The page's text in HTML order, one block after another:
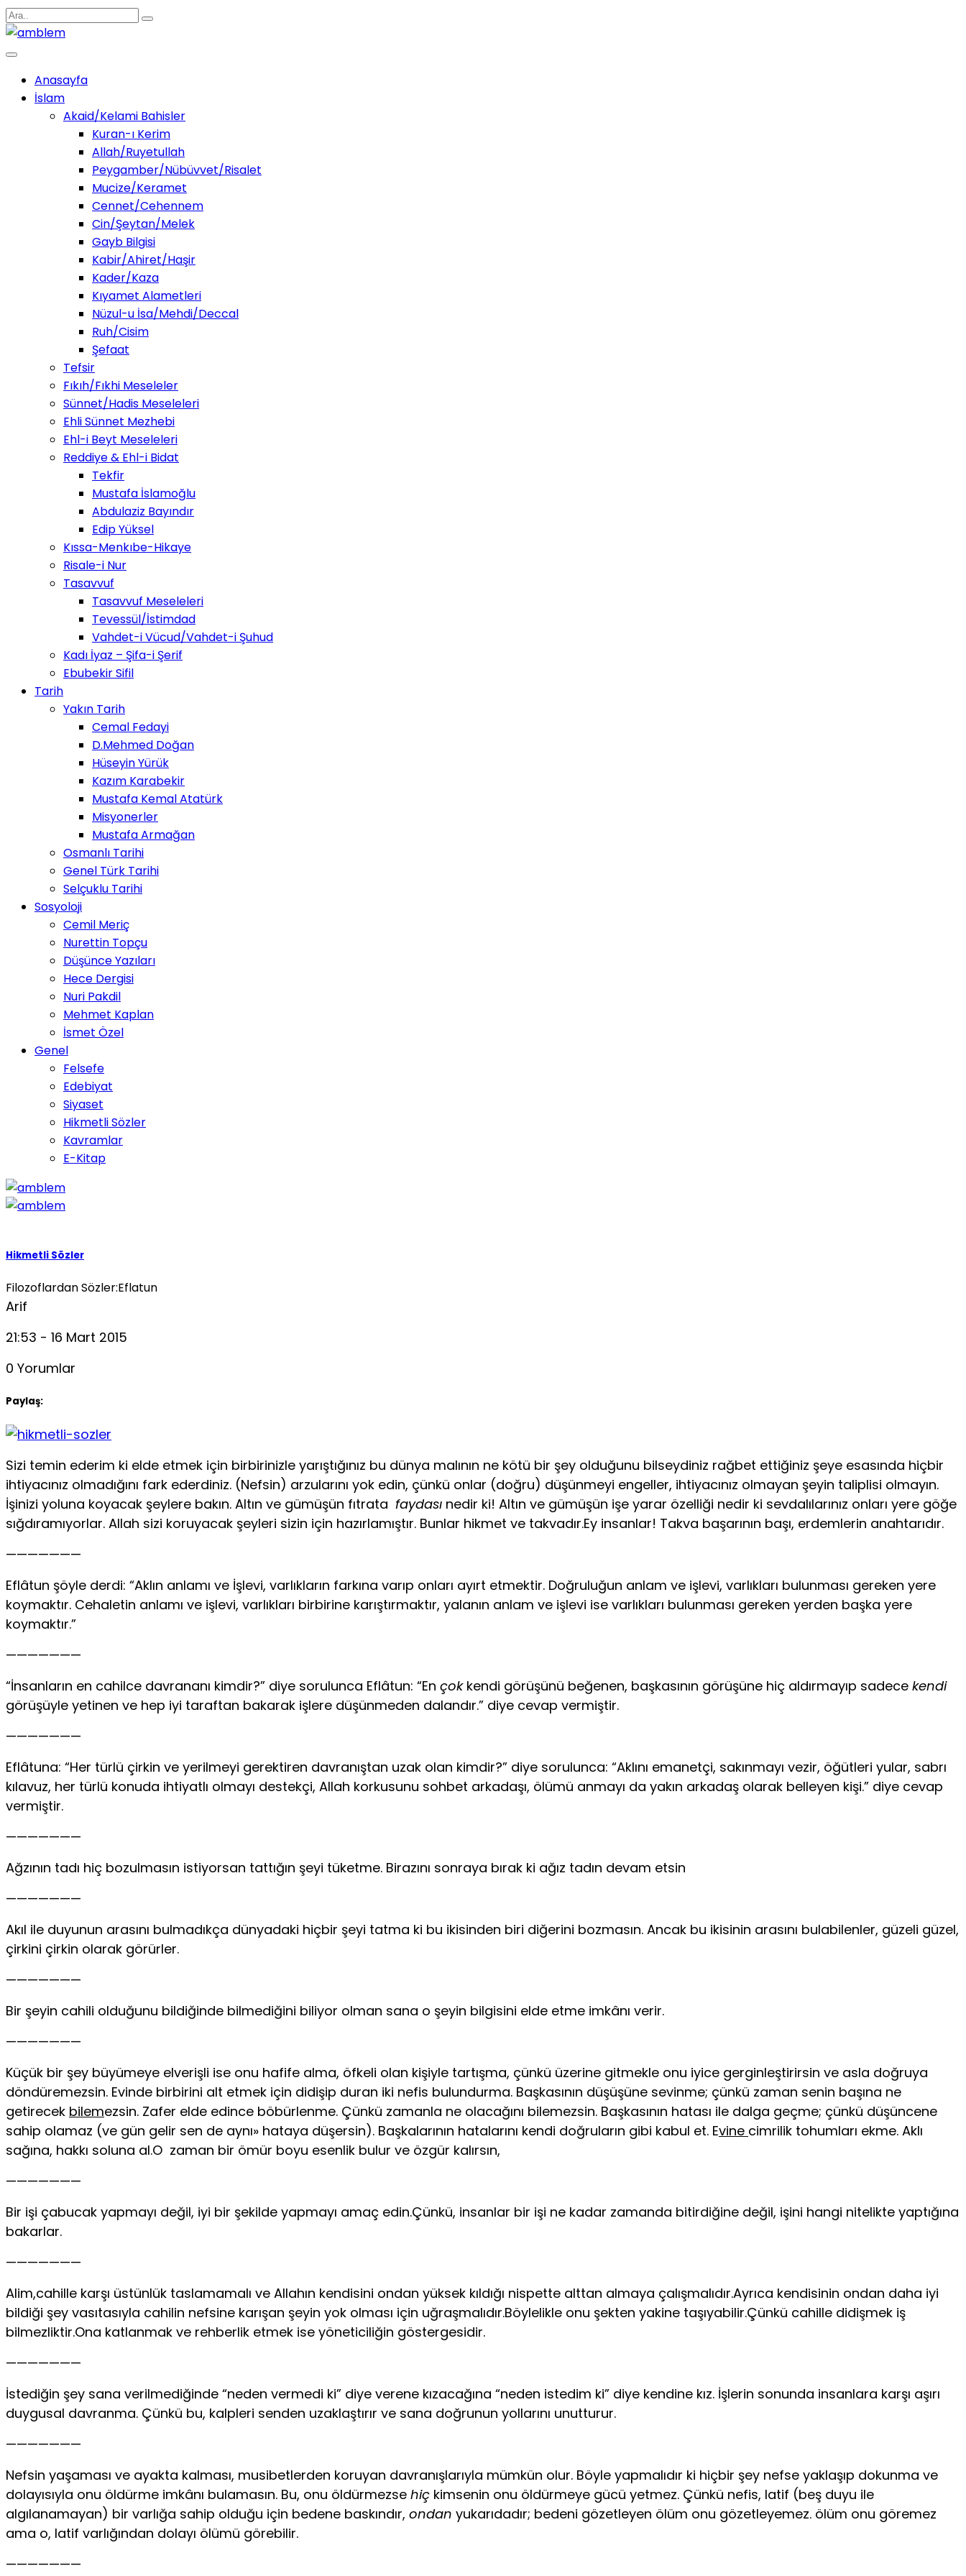
Anasayfa
İslam
Akaid/Kelami Bahisler
Kuran-ı Kerim
Allah/Ruyetullah
Peygamber/Nübüvvet/Risalet
Mucize/Keramet
Cennet/Cehennem
Cin/Şeytan/Melek
Gayb Bilgisi
Kabir/Ahiret/Haşir
Kader/Kaza
Kıyamet Alametleri
Nüzul-u İsa/Mehdi/Deccal
Ruh/Cisim
Şefaat
Tefsir
Fıkıh/Fıkhi Meseleler
Sünnet/Hadis Meseleleri
Ehli Sünnet Mezhebi
Ehl-i Beyt Meseleleri
Reddiye & Ehl-i Bidat
Tekfir
Mustafa İslamoğlu
Abdulaziz Bayındır
Edip Yüksel
Kıssa-Menkıbe-Hikaye
Risale-i Nur
Tasavvuf
Tasavvuf Meseleleri
Tevessül/İstimdad
Vahdet-i Vücud/Vahdet-i Şuhud
Kadı İyaz – Şifa-i Şerif
Ebubekir Sifil
Tarih
Yakın Tarih
Cemal Fedayi
D.Mehmed Doğan
Hüseyin Yürük
Kazım Karabekir
Mustafa Kemal Atatürk
Misyonerler
Mustafa Armağan
Osmanlı Tarihi
Genel Türk Tarihi
Selçuklu Tarihi
Sosyoloji
Cemil Meriç
Nurettin Topçu
Düşünce Yazıları
Hece Dergisi
Nuri Pakdil
Mehmet Kaplan
İsmet Özel
Genel
Felsefe
Edebiyat
Siyaset
Hikmetli Sözler
Kavramlar
E-Kitap
Hikmetli Sözler
Filozoflardan Sözler:Eflatun
Arif
21:53 - 16 Mart 2015
0 Yorumlar
Paylaş:
Sizi temin ederim ki elde etmek için birbirinizle yarıştığınız bu dünya malının ne kötü bir şey olduğunu bilseydiniz rağbet ettiğiniz şeye esasında hiçbir
ihtiyacınız olmadığını fark ederdiniz. (Nefsin) arzularını yok edin, çünkü onlar (doğru) düşünmeyi engeller, ihtiyacınız olmayan şeyin talip­lisi olmayın.
İşinizi yoluna koyacak şeylere bakın. Altın ve gümüşün fıtrata faydası nedir ki! Altın ve gümüşün işe yarar özelliği nedir ki sevdalılarınız onları yere göğe
sığdıramıyorlar. Allah sizi koruyacak şeyleri sizin için ha­zırlamıştır. Bunlar hikmet ve takvadır.Ey insanlar! Takva başarının başı, erdemlerin anahtarıdır.
———————
Eflâtun şöyle derdi: “Aklın anlamı ve İşlevi, varlıkların farkına varıp onları ayırt etmektir. Doğruluğun anlam ve işlevi, varlıkları bulunması gereken yere
koymaktır. Cehaletin anlamı ve işlevi, varlıkları birbirine karıştırmaktır, yalanın anlam ve işlevi ise varlıkları bulunması gereken yerden başka yere
koymaktır.”
———————
“İnsanların en cahilce davrananı kimdir?” diye sorulunca Eflâtun: “En çokkendi görüşünü beğenen, başkasının görüşüne hiç aldırmayıp sade­ce kendi
görüşüyle yetinen ve hep iyi taraftan bakarak işlere düşünme­den dalandır.” diye cevap vermiştir.
———————
Eflâtuna: “Her türlü çirkin ve yerilmeyi gerektiren davranıştan uzak olan kimdir?” diye sorulunca: “Aklını emanetçi, sakınmayı vezir, öğüt­leri yular, sabrı
kılavuz, her türlü konuda ihtiyatlı olmayı destekçi, Al­lah korkusunu sohbet arkadaşı, ölümü anmayı da yakın arkadaş olarak belleyen kişi.” diye cevap
vermiştir.
———————
Ağzının tadı hiç bozulmasın istiyorsan tattığın şeyi tüketme. Birazını sonraya bırak ki ağız tadın devam etsin
———————
Akıl ile duyunun arasını bulmadıkça dünyadaki hiçbir şeyi tatma ki bu ikisinden biri diğerini bozmasın. Ancak bu ikisinin arasını bulabilenler, güzeli güzel,
çirkini çirkin olarak görürler.
———————
Bir şeyin cahili olduğunu bildiğinde bilmediğini biliyor olman sana o şeyin bilgisini elde etme imkânı verir.
———————
Küçük bir şey büyümeye elverişli ise onu hafife alma, öfkeli olan kişiyle tartışma, çünkü üzerine gitmekle onu iyice gerginleştirirsin ve asla doğruya
döndüremezsin. Evinde birbirini alt etmek için didişip duran iki nefis bulundurma. Başkasının düşüşüne sevinme; çünkü zaman senin başına ne
getirecek bilemezsin. Zafer elde edince böbürlenme. Çünkü zamanla ne olacağını bilemezsin. Başkasının hatası ile dalga geç­me; çünkü düşüncene
sahip olamaz (ve gün gelir sen de aynı» hataya düşersin). Başkalarının hatalarını kendi doğruların gibi kabul et. Evine cimrilik tohumları ekme. Aklı
sağına, hakkı soluna al.O zaman bir ömür boyu esenlik bulur ve özgür kalırsın,
———————
Bir işi çabucak yapmayı değil, iyi bir şekilde yapmayı amaç edin.Çünkü, insanlar bir işi ne kadar zamanda bitirdiğine değil, işini hangi nitelikte yaptığına
bakarlar.
———————
Alim,cahille karşı üstünlük taslamamalı ve Allahın kendisini ondan yüksek kıldığı nispette alttan almaya çalışmalıdır.Ayrıca kendisinin ondan daha iyi
bildiği şey vasıtasıyla cahilin nefsine karışan şeyin yok olması için uğraşmalıdır.Böylelikle onu şekten yakine taşıyabilir.Çünkü cahille didişmek iş
bilmezliktir.Ona katlanmak ve rehberlik etmek ise yöneticiliğin göstergesidir.
———————
İstediğin şey sana verilmediğinde “neden vermedi ki” diye verene kıza­cağına “neden istedim ki” diye kendine kız. İşlerin sonunda insanlara karşı aşırı
duygusal davranma. Çünkü bu, kalpleri senden uzaklaştırır ve sana doğrunun yollarını unutturur.
———————
Nefsin yaşaması ve ayakta kalması, musibetlerden koruyan davranışlarıyla mümkün olur. Böyle yapmalıdır ki hiçbir şey nefse yaklaşıp do­kunma ve
dolayısıyla onu öldürme imkânı bulamasın. Bu, onu öldür­mezse hiç kimsenin onu öldürmeye gücü yetmez. Çünkü nefis, latif (beş duyu ile
algılanamayan) bir varlığa sahip olduğu için bedene bas­kındır, ondan yukarıdadır; bedeni gözetleyen ölüm onu gözetleyemez. ölüm onu göremez
ama o, latif varlığından dolayı ölümü görebilir.
———————